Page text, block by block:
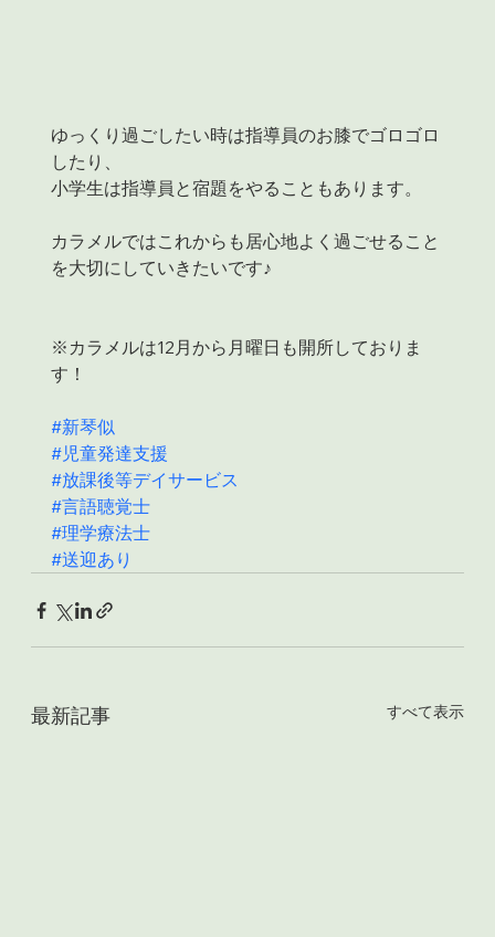
ゆっくり過ごしたい時は指導員のお膝でゴロゴロ
したり、
小学生は指導員と宿題をやることもあります。
カラメルではこれからも居心地よく過ごせること
を大切にしていきたいです♪
※カラメルは12月から月曜日も開所しておりま
す！
#新琴似
#児童発達支援
#放課後等デイサービス
#言語聴覚士
#理学療法士
#送迎あり
最新記事 すべて表示